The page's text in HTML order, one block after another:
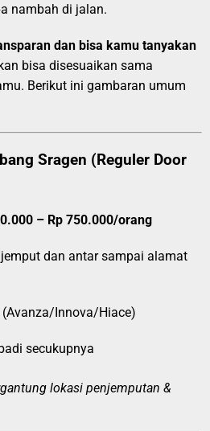
nambah di jalan.
dan bisa kamu tanyakan
bisa disesuaikan sama
Berikut ini gambaran umum
Sragen (Reguler Door
– Rp 750.000/orang
dan antar sampai alamat
Innova/Hiace)
secukupnya
lokasi penjemputan &